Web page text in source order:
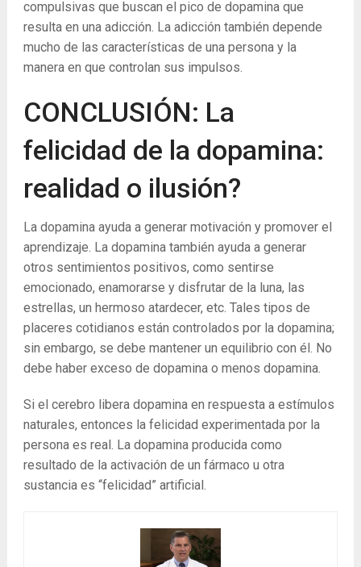
compulsivas que buscan el pico de dopamina que
resulta en una adicción. La adicción también depende
mucho de las características de una persona y la
manera en que controlan sus impulsos.
CONCLUSIÓN: La
felicidad de la dopamina:
realidad o ilusión?
La dopamina ayuda a generar motivación y promover el
aprendizaje. La dopamina también ayuda a generar
otros sentimientos positivos, como sentirse
emocionado, enamorarse y disfrutar de la luna, las
estrellas, un hermoso atardecer, etc. Tales tipos de
placeres cotidianos están controlados por la dopamina;
sin embargo, se debe mantener un equilibrio con él. No
debe haber exceso de dopamina o menos dopamina.
Si el cerebro libera dopamina en respuesta a estímulos
naturales, entonces la felicidad experimentada por la
persona es real. La dopamina producida como
resultado de la activación de un fármaco u otra
sustancia es “felicidad” artificial.